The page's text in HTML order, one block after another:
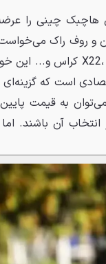
موتور در سال 1394 این
و روف راک
است که
به قیمت